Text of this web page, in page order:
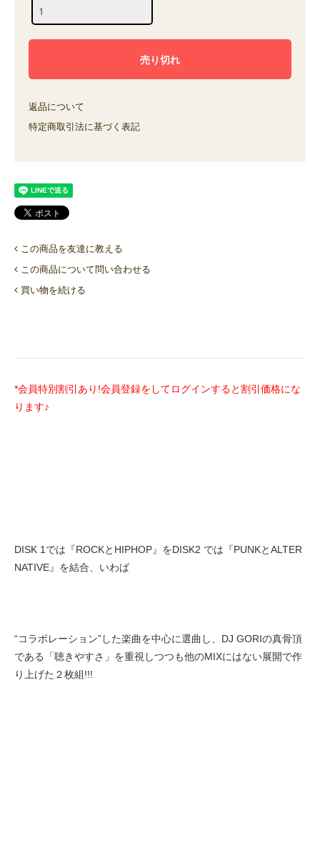
返品について
特定商取引法に基づく表記
この商品を友達に教える
この商品について問い合わせる
買い物を続ける
*会員特別割引あり!会員登録をしてログインすると割引価格にな
ります♪
DISK 1では『ROCKとHIPHOP』をDISK2 では『PUNKとALTER
NATIVE』を結合、いわば
“コラボレーション”した楽曲を中心に選曲し、DJ GORIの真骨頂
である「聴きやすさ」を重視しつつも他のMIXにはない展開で作
り上げた２枚組!!!